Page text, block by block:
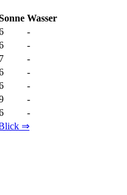
Wasser
-
-
7
-
-
-
-
-
Blick ⇒